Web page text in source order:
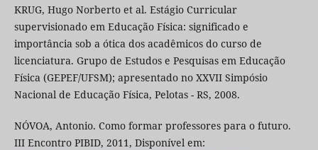
KRUG, Hugo Norberto et al. Estágio Curricular
supervisionado em Educação Física: significado e
importância sob a ótica dos acadêmicos do curso de
licenciatura. Grupo de Estudos e Pesquisas em Educação
Física (GEPEF/UFSM); apresentado no XXVII Simpósio
Nacional de Educação Física, Pelotas - RS, 2008.
NÓVOA, Antonio. Como formar professores para o futuro.
III Encontro PIBID, 2011, Disponível em: